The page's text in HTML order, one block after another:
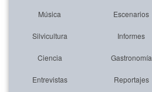
Música Escenarios
Silvicultura Informes
Ciencia Gastronomía
Entrevistas Reportajes